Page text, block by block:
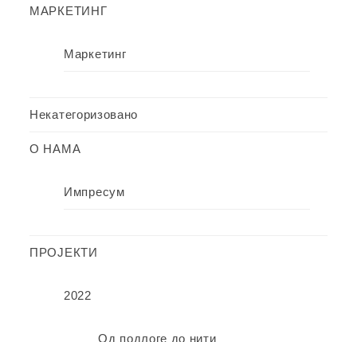
МАРКЕТИНГ
Маркетинг
Некатегоризовано
О НАМА
Импресум
ПРОЈЕКТИ
2022
Од подлоге до нити